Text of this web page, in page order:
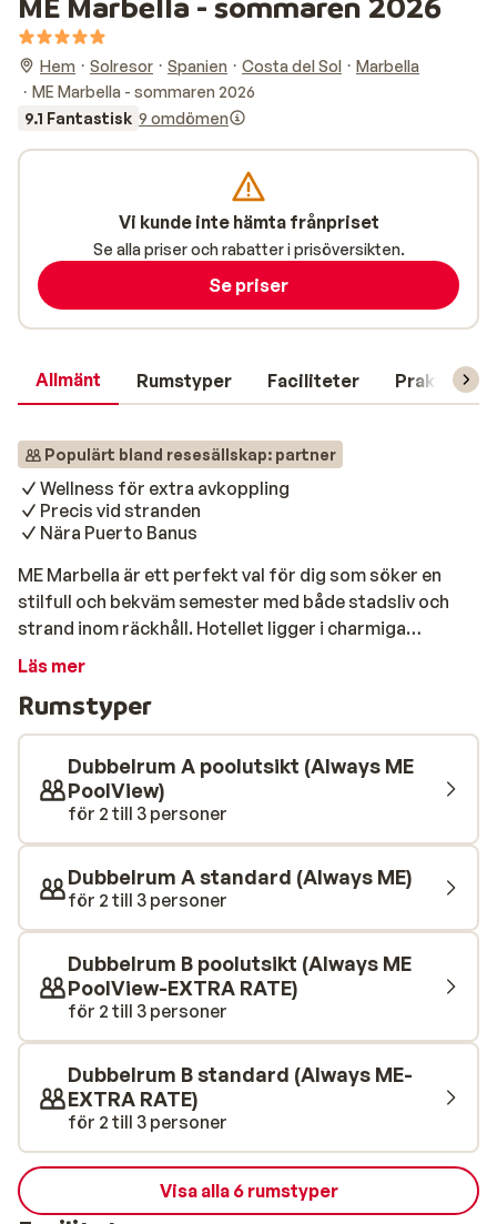
Hem Solresor Spanien Costa del Sol
Marbella
ME Marbella - sommaren 2026
9.1 Fantastisk 9 omdömen
Allmänt Rumstyper Faciliteter Praktisk
Populärt bland resesällskap: partner
Wellness för extra avkoppling
Precis vid stranden
Nära Puerto Banus
ME Marbella är ett perfekt val för dig som söker en
stilfull och bekväm semester med både stadsliv och
strand inom räckhåll. Hotellet ligger i charmiga
Marbella, bara ett stenkast från stranden och med
får du det bästa av två världar – sol och sand
kombinerat med nöjen, shopping och eleganta
restauranger. På bara några minuter är du nere vid den
gyllene sandstranden, redo för lata dagar i solen. Vill
du hellre stanna på hotellet kan du ta ett dopp i den
inbjudande poolen, slå dig ner vid poolbaren med något
svalkande eller koppla av totalt i hotellets lugna
hälsocenter. Njut av semesterns smaker direkt vid
poolen eller inne på hotellet. Med en inbjudande poolbar
för de som gillar en avkopplande drink i solen och för
dig som vill unna dig lite extra semesterlyx. I Marbella
finns ett stort utbud av restauranger, barer och
nattklubbar. Längs strandpromenaden finns trevliga
turistrestauranger och en eller annan
gourmetrestaurang. I gamla stadsdelen är utbudet mer
varierat med tapasbarer och traditionell spansk mat. I
Puerto Banus är det lite dyrare och nätterna långa.
Läs mer
Rumstyper
Dubbelrum A poolutsikt (Always ME
PoolView)
för 2 till 3 personer
Dubbelrum A standard (Always ME)
för 2 till 3 personer
Dubbelrum B poolutsikt (Always ME
PoolView-EXTRA RATE)
för 2 till 3 personer
Dubbelrum B standard (Always ME-
EXTRA RATE)
för 2 till 3 personer
Visa alla 6 rumstyper
Vi kunde inte hämta frånpriset
Se alla priser och rabatter i prisöversikten.
Se priser